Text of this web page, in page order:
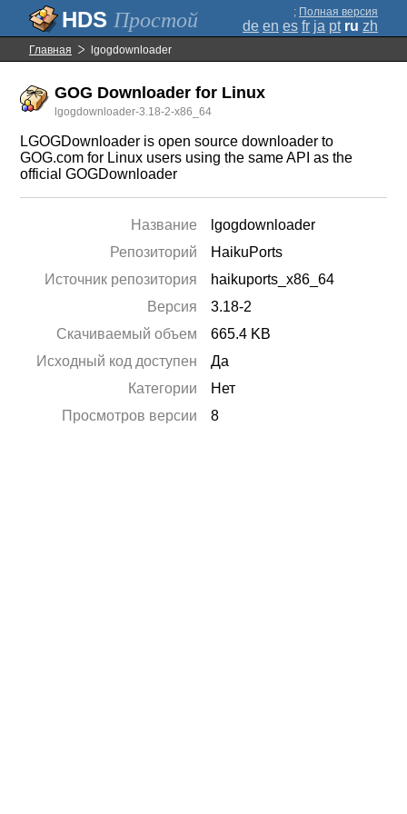
Простой ; Полная версия
de en es fr ja pt ru zh
Главная lgogdownloader
GOG Downloader for Linux
lgogdownloader-3.18-2-x86_64
LGOGDownloader is open source downloader to
GOG.com for Linux users using the same API as the
official GOGDownloader
Название
lgogdownloader
Репозиторий
HaikuPorts
Источник репозитория
haikuports_x86_64
Версия
3.18-2
Скачиваемый объем
665.4 KB
Исходный код доступен
Да
Категории
Нет
Просмотров версии
8